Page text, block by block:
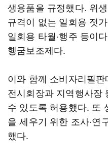
생용품을 규정했다. 위
규격이 없는 일회용 젓
일회용 타월·행주 등이
헹굼보조제다.
이와 함께 소비자리필
전시회장과 지역행사장
수 있도록 허용했다. 또
을 세우기 위한 조사·연
했다.